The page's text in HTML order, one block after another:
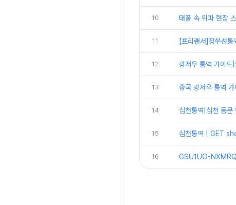
10 태풍 속 위파 현장
11 【프리랜서】장쑤
12 광저우 통역 가이드
13 중국 광저우 통역
14 심천통역|심천 동
15 심천통역 | GET
16 GSU1UO-